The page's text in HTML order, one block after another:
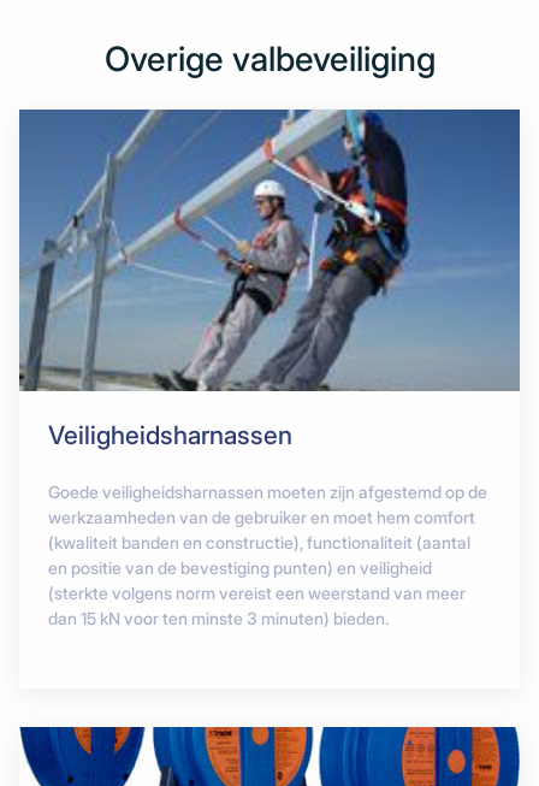
Overige valbeveiliging
Veiligheidsharnassen
Goede veiligheidsharnassen moeten zijn afgestemd op de
werkzaamheden van de gebruiker en moet hem comfort
(kwaliteit banden en constructie), functionaliteit (aantal
en positie van de bevestiging punten) en veiligheid
(sterkte volgens norm vereist een weerstand van meer
dan 15 kN voor ten minste 3 minuten) bieden.